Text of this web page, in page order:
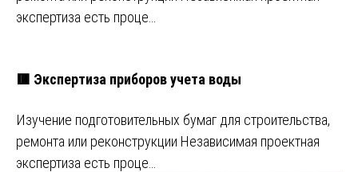
экспертиза есть проце…
🟥 Экспертиза приборов учета воды
Изучение подготовительных бумаг для строительства,
ремонта или реконструкции Независимая проектная
экспертиза есть проце…